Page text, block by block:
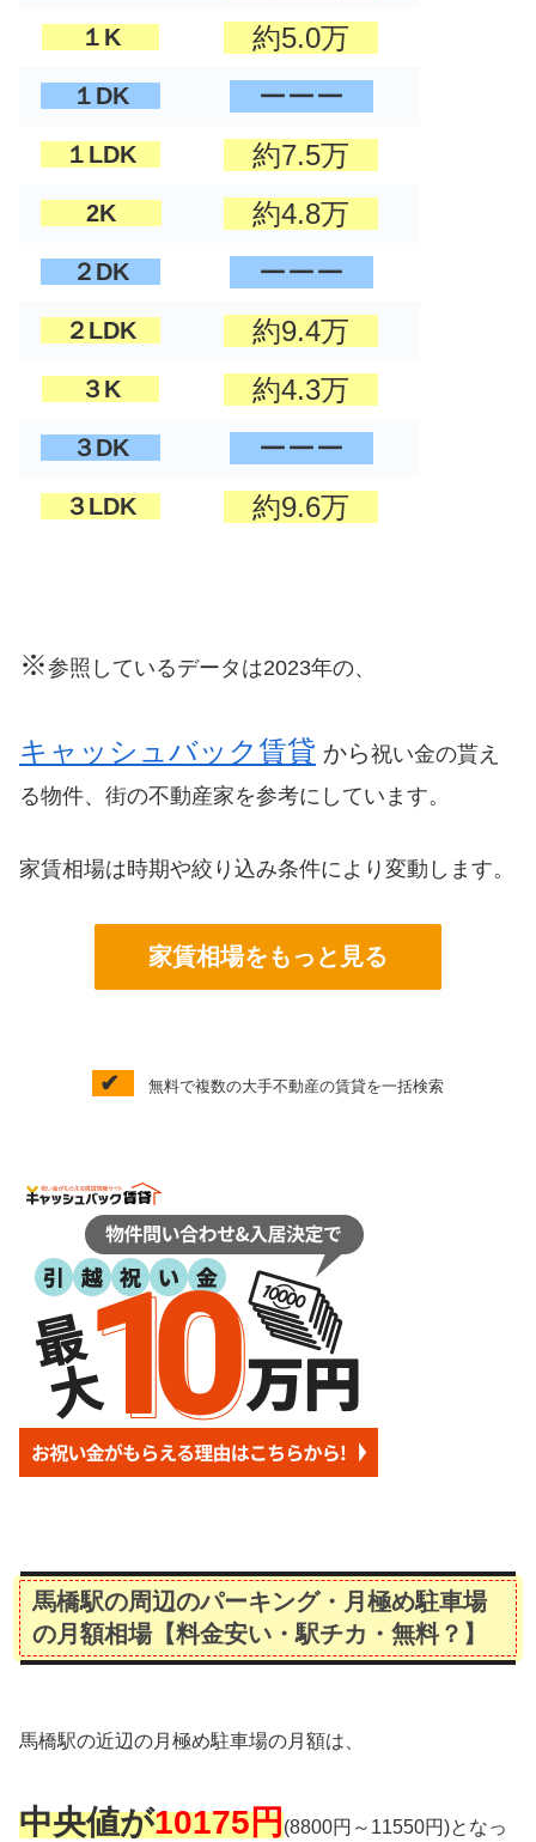
１K 約5.0万
１DK ーーー
１LDK 約7.5万
2K 約4.8万
２DK ーーー
２LDK 約9.4万
３K 約4.3万
３DK ーーー
３LDK 約9.6万
※参照しているデータは2023年の、
キャッシュバック賃貸 から祝い金の貰え
る物件、街の不動産家を参考にしています。
家賃相場は時期や絞り込み条件により変動します。
家賃相場をもっと見る
✔ 無料で複数の大手不動産の賃貸を一括検索
馬橋駅の周辺のパーキング・月極め駐車場
の月額相場【料金安い・駅チカ・無料？】
馬橋駅の近辺の月極め駐車場の月額は、
中央値が10175円(8800円～11550円)となっ